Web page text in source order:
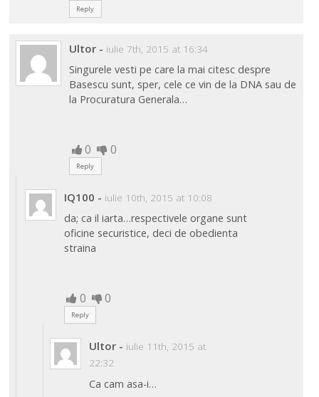
Reply
Ultor - iulie 7th, 2015 at 16:34
Singurele vesti pe care la mai citesc despre
Basescu sunt, sper, cele ce vin de la DNA sau de
la Procuratura Generala…
0 0
Reply
IQ100 - iulie 10th, 2015 at 10:08
da; ca il iarta…respectivele organe sunt
oficine securistice, deci de obedienta
straina
0 0
Reply
Ultor - iulie 11th, 2015 at
22:32
Ca cam asa-i…